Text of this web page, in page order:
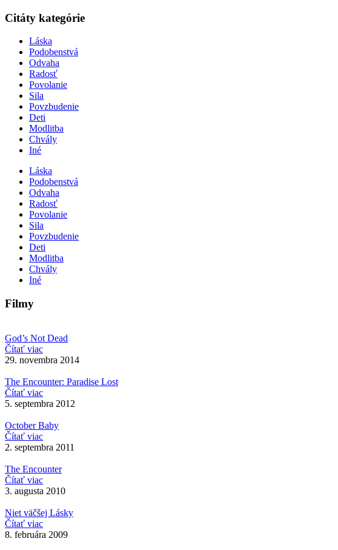
Citáty kategórie
Láska
Podobenstvá
Odvaha
Radosť
Povolanie
Sila
Povzbudenie
Deti
Modlitba
Chvály
Iné
Láska
Podobenstvá
Odvaha
Radosť
Povolanie
Sila
Povzbudenie
Deti
Modlitba
Chvály
Iné
Filmy
God’s Not Dead
Čítať viac
29. novembra 2014
The Encounter: Paradise Lost
Čítať viac
5. septembra 2012
October Baby
Čítať viac
2. septembra 2011
The Encounter
Čítať viac
3. augusta 2010
Niet väčšej Lásky
Čítať viac
8. februára 2009